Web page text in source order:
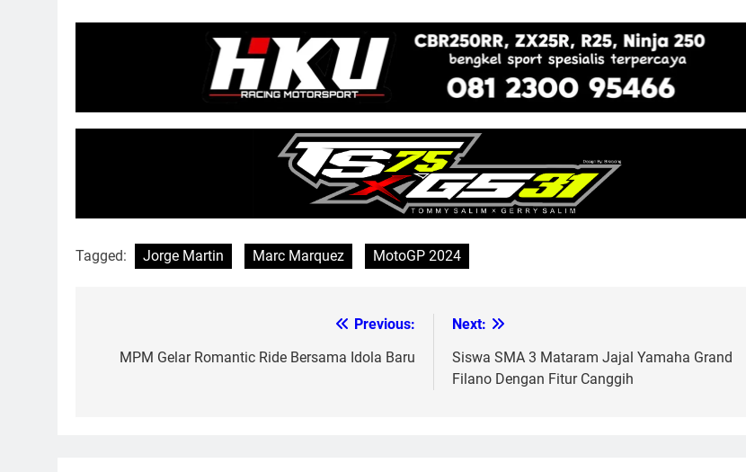
Tagged: Jorge Martin Marc Marquez MotoGP 2024
navigation
Previous:
MPM Gelar Romantic Ride Bersama Idola Baru
Next:
Siswa SMA 3 Mataram Jajal Yamaha Grand
Filano Dengan Fitur Canggih